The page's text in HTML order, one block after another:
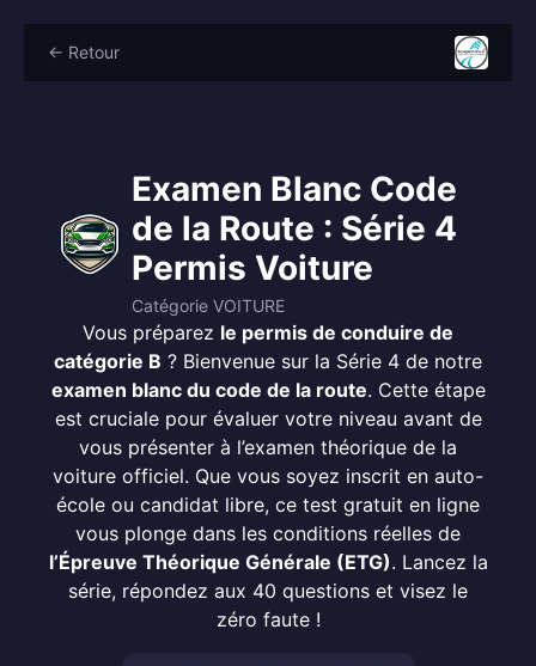
← Retour
Examen Blanc Code
de la Route : Série 4
Permis Voiture
Catégorie VOITURE
Vous préparez le permis de conduire de
catégorie B ? Bienvenue sur la Série 4 de notre
examen blanc du code de la route. Cette étape
est cruciale pour évaluer votre niveau avant de
vous présenter à l’examen théorique de la
voiture officiel. Que vous soyez inscrit en auto-
école ou candidat libre, ce test gratuit en ligne
vous plonge dans les conditions réelles de
l’Épreuve Théorique Générale (ETG). Lancez la
série, répondez aux 40 questions et visez le
zéro faute !